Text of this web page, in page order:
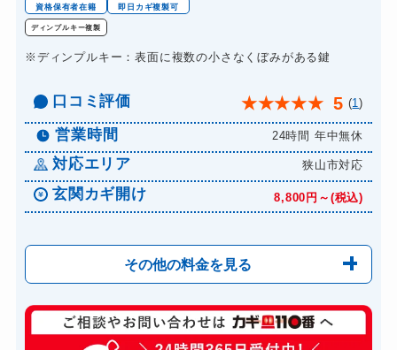
資格保有者在籍
即日カギ複製可
ディンプルキー複製
※ディンプルキー：表面に複数の小さなくぼみがある鍵
口コミ評価 ★★★★★ 5 (1)
営業時間 24時間 年中無休
対応エリア 狭山市対応
玄関カギ開け 8,800円～(税込)
その他の料金を見る
玄関カギ修理 8,800円～(税込)